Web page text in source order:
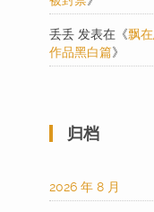
丢丢 发表在《飘
作品黑白篇》
归档
2026 年 8 月